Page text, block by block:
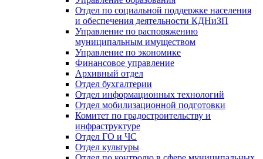
Отдел по социальной поддержке населения
и обеспечения деятельности КДНиЗП
Управление по распоряжению
муниципальным имуществом
Управление по экономике
Финансовое управление
Архивный отдел
Отдел бухгалтерии
Отдел информационных технологий
Отдел мобилизационной подготовки
Комитет по градостроительству и
инфраструктуре
Отдел ГО и ЧС
Отдел культуры